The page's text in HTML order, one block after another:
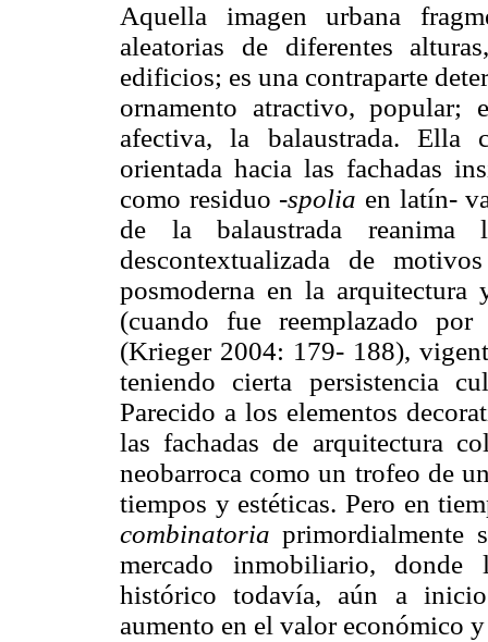
Aquella imagen urbana
aleatorias de diferentes
edificios; es una contraparte
ornamento atractivo,
afectiva, la balaustrada. Ella
orientada hacia las fachadas
como residuo -spolia en latín-
de la balaustrada
descontextualizada de
posmoderna en la
(cuando fue reemplazado
(Krieger 2004: 179- 188),
teniendo cierta persistencia
Parecido a los elementos
las fachadas de arquitectura
neobarroca como un trofeo de
tiempos y estéticas. Pero en
combinatoria primordialmente
mercado inmobiliario,
histórico todavía, aún a
aumento en el valor económico